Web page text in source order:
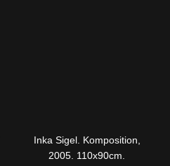
Inka Sigel. Komposition,
2005. 110x90cm.